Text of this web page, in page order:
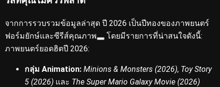
จากการรวบรวมข้อมูลล่าสุด ปี 2026 เป็นปีทองของภาพยนตร์
ฟอร์มยักษ์และซีรีส์คุณภาพ
โดยมีรายการที่น่าสนใจดังนี้:
ภาพยนตร์ยอดฮิตปี 2026:
กลุ่ม Animation: Minions & Monsters (2026), Toy Story
5 (2026) และ The Super Mario Galaxy Movie (2026)